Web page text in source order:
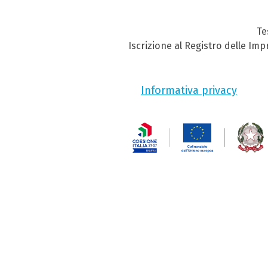
Iscrizione al Registro delle
Informativa privacy